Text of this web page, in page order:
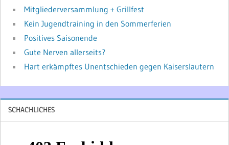
Mitgliederversammlung + Grillfest
Kein Jugendtraining in den Sommerferien
Positives Saisonende
Gute Nerven allerseits?
Hart erkämpftes Unentschieden gegen Kaiserslautern
SCHACHLICHES